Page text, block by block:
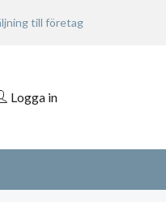
till företag
Logga in